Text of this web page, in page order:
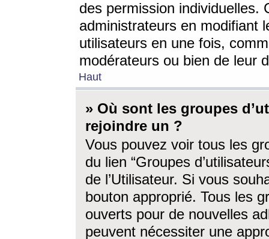
des permission individuelles.
administrateurs en modifiant
utilisateurs en une fois,
modérateurs ou bien de leur
Haut
» Où sont les groupes
rejoindre un ?
Vous pouvez voir tous les
du lien “Groupes
de l’Utilisateur. Si vous
bouton approprié. Tous les
ouverts pour de nouvelles
peuvent nécessiter une